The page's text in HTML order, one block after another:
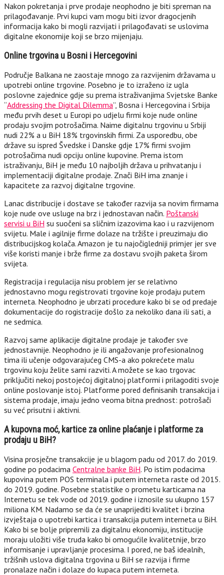
Nakon pokretanja i prve prodaje neophodno je biti spreman na
prilagođavanje. Prvi kupci vam mogu biti izvor dragocjenih
informacija kako bi mogli razvijati i prilagođavati se uslovima
digitalne ekonomije koji se brzo mijenjaju.
Online trgovina u Bosni i Hercegovini
Područje Balkana ne zaostaje mnogo za razvijenim državama u
upotrebi online trgovine. Posebno je to izraženo iz ugla
poslovne zajednice gdje su prema istraživanjima Svjetske Banke
“Addressing the Digital Dilemma”, Bosna i Hercegovina i Srbija
među prvih deset u Europi po udjelu firmi koje nude online
prodaju svojim potrošačima. Naime digitalnu trgovinu u Srbiji
nudi 22% a u BiH 18% trgovinskih firmi. Za usporedbu, obe
države su ispred Švedske i Danske gdje 17% firmi svojim
potrošačima nudi opciju online kupovine. Prema istom
istraživanju, BiH je među 10 najboljih država u prihvatanju i
implementaciji digitalne prodaje. Znači BiH ima znanje i
kapacitete za razvoj digitalne trgovine.
Lanac distribucije i dostave se također razvija sa novim firmama
koje nude ove usluge na brz i jednostavan način. Poštanski
servisi u BiH su suočeni sa sličnim izazovima kao i u razvijenom
svijetu. Male i agilnije firme dolaze na tržište i preuzimaju dio
distribucijskog kolača. Amazon je tu najočigledniji primjer jer sve
više koristi manje i brže firme za dostavu svojih paketa širom
svijeta.
Registracija i regulacija nisu problem jer se relativno
jednostavno mogu registrovati trgovine koje prodaju putem
interneta. Neophodno je ubrzati procedure kako bi se od predaje
dokumentacije do rogistracije došlo za nekoliko dana ili sati, a
ne sedmica.
Razvoj same aplikacije digitalne prodaje je također sve
jednostavnije. Neophodno je ili angažovanje profesionalnog
tima ili učenje odgovarajućeg CMS-a ako pokrećete malu
trgovinu koju želite sami razviti. A možete se kao trgovac
priključiti nekoj postojećoj digitalnoj platformi i prilagoditi svoje
online poslovanje istoj. Platforme pored definisanih transakcija i
sistema prodaje, imaju jedno veoma bitna prednost: potrošači
su već prisutni i aktivni.
A kupovna moć, kartice za online plaćanje i platforme za
prodaju u BiH?
Visina prosječne transakcije je u blagom padu od 2017. do 2019.
godine po podacima Centralne banke BiH. Po istim podacima
kupovina putem POS terminala i putem interneta raste od 2015.
do 2019. godine. Posebne statistike o prometu karticama na
Internetu se tek vode od 2019. godine i iznosile su ukupno 157
miliona KM. Nadamo se da će se unaprijediti kvalitet i brzina
izvještaja o upotrebi kartica i transakcija putem interneta u BiH.
Kako bi se bolje pripremili za digitalnu ekonomiju, institucije
moraju uložiti više truda kako bi omogućile kvalitetnije, brzo
informisanje i upravljanje procesima. I pored, ne baš idealnih,
tržišnih uslova digitalna trgovina u BiH se razvija i firme
pronalaze način i dolaze do kupaca putem interneta.